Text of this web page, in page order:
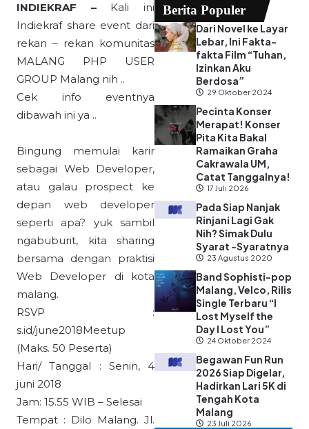
INDIEKRAF – Kali ini
Indiekraf share event dari
rekan – rekan komunitas
MALANG PHP USER
GROUP Malang nih ..
Cek info eventnya
dibawah ini ya ..
Bingung memulai karir
sebagai Web Developer,
atau galau prospect ke
depan web developer
seperti apa? yuk sambil
ngabuburit, kita sharing
bersama dengan praktisi
Web Developer di kota
malang.
RSVP :
s.id/june2018Meetup
(Maks. 50 Peserta)
Hari/ Tanggal : Senin, 4
juni 2018
Jam: 15.55 WIB – Selesai
Tempat : Dilo Malang. Jl.
Berita Populer
Dari Novel ke Layar
Lebar, Ini Fakta-
fakta Film “Tuhan,
Izinkan Aku
Berdosa”
29 Oktober 2024
Pecinta Konser
Merapat! Konser
Pita Kita Bakal
Ramaikan Graha
Cakrawala UM,
Catat Tanggalnya!
17 Juli 2026
Pada Siap Nanjak
Rinjani Lagi Gak
Nih? Simak Dulu
Syarat -Syaratnya
23 Agustus 2020
Band Sophisti-pop
Malang, Velco, Rilis
Single Terbaru “I
Lost Myself the
Day I Lost You”
24 Oktober 2024
Begawan Fun Run
2026 Siap Digelar,
Hadirkan Lari 5K di
Tengah Kota
Malang
23 Juli 2026